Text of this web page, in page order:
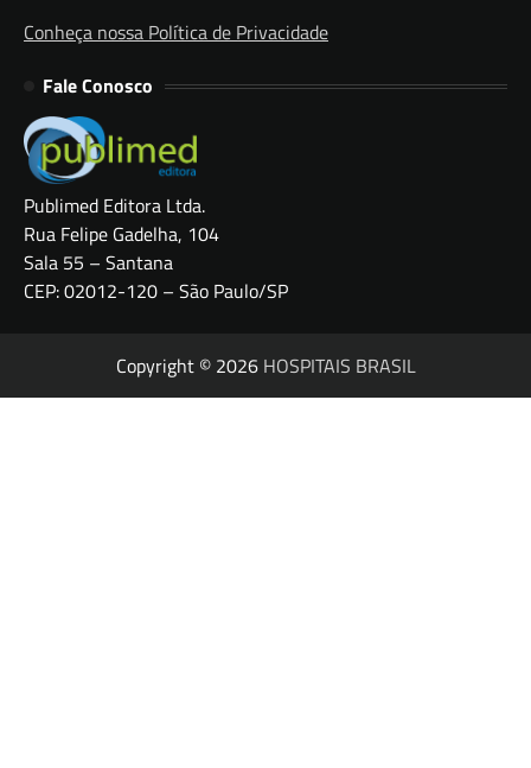
Conheça nossa Política de Privacidade
Fale Conosco
Publimed Editora Ltda.
Rua Felipe Gadelha, 104
Sala 55 – Santana
CEP: 02012-120 – São Paulo/SP
Copyright © 2026 HOSPITAIS BRASIL